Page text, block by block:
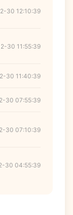
30 12:10:39
30 11:55:39
30 11:40:39
30 07:55:39
30 07:10:39
30 04:55:39